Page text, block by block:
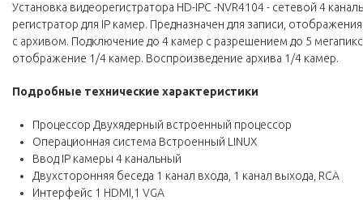
Установка видеорегистратора HD-IPC -NVR4104 - сетевой 4
регистратор для IP камер. Предназначен для записи,
с архивом. Подключение до 4 камер с разрешением до 5
отображение 1/4 камер. Воспроизведение архива 1/4 камер.
Подробные технические характеристики
Процессор Двухядерный встроенный процессор
Операционная система Встроенный LINUX
Ввод IP камеры 4 канальный
Двухсторонняя беседа 1 канал входа, 1 канал выхода, RCA
Интерфейс 1 HDMI,1 VGA